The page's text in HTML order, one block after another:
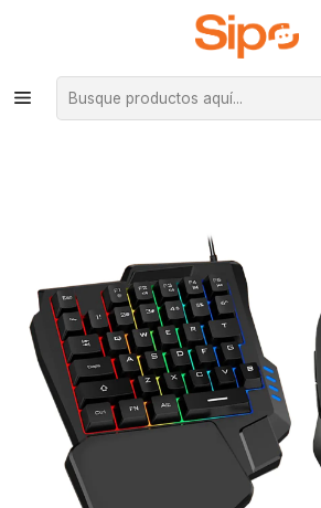
¡Compra hasta mediodía y recibe hoy! De lunes a
Santiago. Envío gratis desde $29.990
Inicio Computación y Gamers
Kit Teclado Una Mano Mouse Gamer para